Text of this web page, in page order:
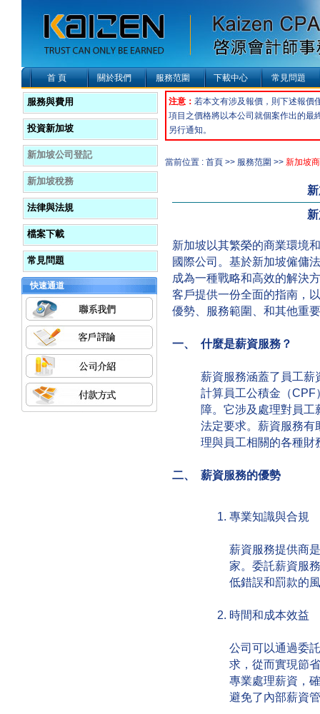
首 頁 關於我們 服務范圍 下載中心 常見問題
服務與費用
投資新加坡
新加坡公司登記
新加坡稅務
法律與法規
檔案下載
常見問題
快速通道
注意： 若本文有涉及報價，則下述報價
項目之價格將以本公司就個案作出的最
另行通知。
當前位置 : 首頁 >> 服務范圍 >> 新加坡
新加坡以其繁榮的商業環境
國際公司。基於新加坡僱傭
成為一種戰略和高效的解決
客戶提供一份全面的指南，
優勢、服務範圍、和其他重
一、 什麼是薪資服務？
薪資服務涵蓋了員工薪
計算員工公積金（CPF
障。它涉及處理對員工
法定要求。薪資服務有
理與員工相關的各種財
二、 薪資服務的優勢
專業知識與合規
薪資服務提供商
家。委託薪資服
低錯誤和罰款的
時間和成本效益
公司可以通過委
求，從而實現節
專業處理薪資，
避免了內部薪資